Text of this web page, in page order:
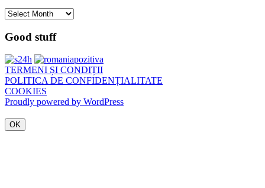
Arhivă
Good stuff
TERMENI ȘI CONDIȚII
POLITICA DE CONFIDENȚIALITATE
COOKIES
Proudly powered by WordPress
OK